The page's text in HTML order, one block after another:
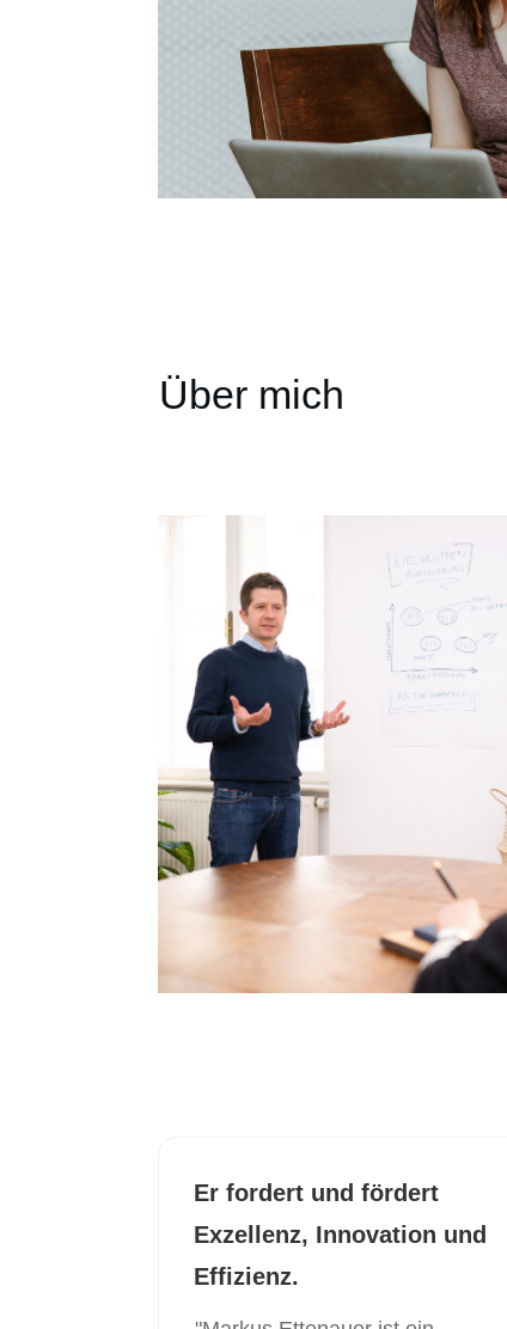
Über mich
Er fordert und fördert
Exzellenz, Innovation und
Effizienz.